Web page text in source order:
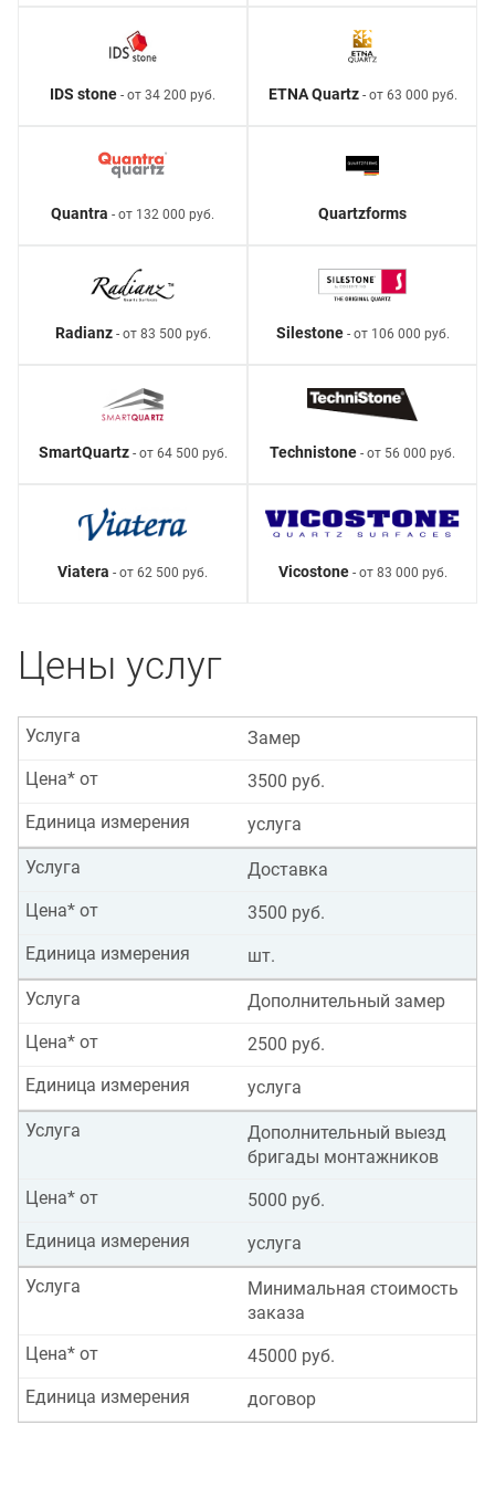
IDS stone - от 34 200 руб. ETNA Quartz- от 63 000 руб.
Quantra - от 132 000 руб. Quartzforms
Radianz- от 83 500 руб. Silestone- от 106 000 руб.
SmartQuartz- от 64 500 руб. Technistone - от 56 000 руб.
Viatera - от 62 500 руб. Vicostone- от 83 000 руб.
Цены услуг
Замер
Услуга
3500 руб.
Цена* от
услуга
Единица измерения
Доставка
Услуга
3500 руб.
Цена* от
шт.
Единица измерения
Дополнительный замер
Услуга
2500 руб.
Цена* от
услуга
Единица измерения
Дополнительный выезд
бригады монтажников
Услуга
5000 руб.
Цена* от
услуга
Единица измерения
Минимальная стоимость
заказа
Услуга
45000 руб.
Цена* от
договор
Единица измерения